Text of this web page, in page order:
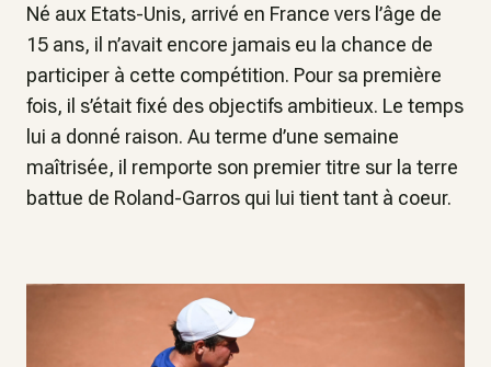
Né aux Etats-Unis, arrivé en France vers l’âge de
15 ans, il n’avait encore jamais eu la chance de
participer à cette compétition. Pour sa première
fois, il s’était fixé des objectifs ambitieux. Le temps
lui a donné raison. Au terme d’une semaine
maîtrisée, il remporte son premier titre sur la terre
battue de Roland-Garros qui lui tient tant à coeur.